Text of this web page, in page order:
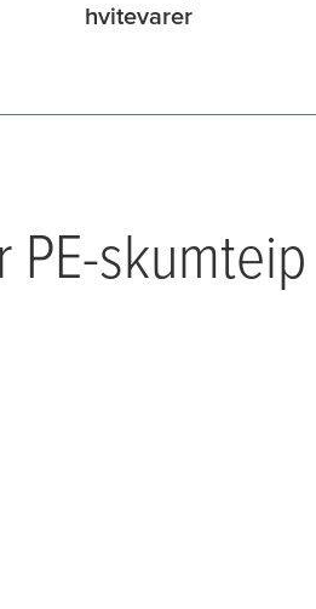
hvitevarer
PE-